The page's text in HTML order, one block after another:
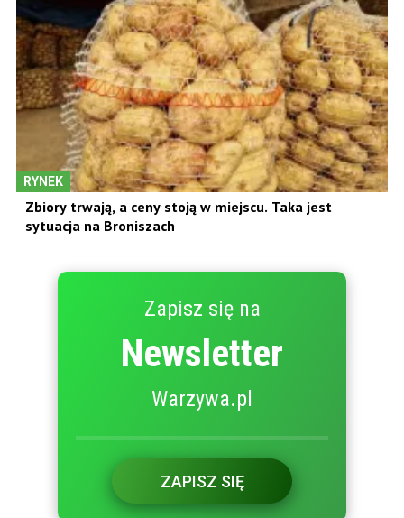
RYNEK
Zbiory trwają, a ceny stoją w miejscu. Taka jest
sytuacja na Broniszach
Zapisz się na
Newsletter
Warzywa.pl
ZAPISZ SIĘ